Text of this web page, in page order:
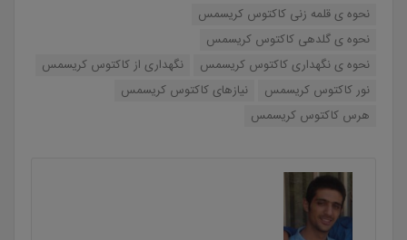
نحوه ی قلمه زنی کاکتوس کریسمس
نحوه ی گلدهی کاکتوس کریسمس
نحوه ی نگهداری کاکتوس کریسمس
نگهداری از کاکتوس کریسمس
نور کاکتوس کریسمس
نیازهای کاکتوس کریسمس
هرس کاکتوس کریسمس